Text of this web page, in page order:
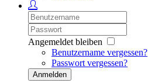
Angemeldet bleiben
Benutzername vergessen?
Passwort vergessen?
Anmelden